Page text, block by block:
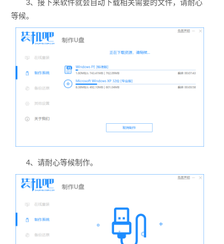
3、接下来软件就会自动下载相关需要的文件，请耐心
等候。
4、请耐心等候制作。